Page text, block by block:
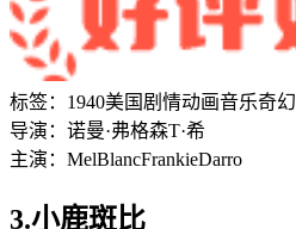
标签： 1940美国 剧情动画音乐奇幻
导演： 诺曼·弗格森T·希
主演： MelBlancFrankieDarro
3.小鹿斑比